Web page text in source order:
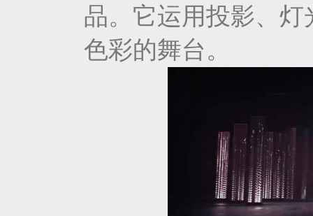
品。它运用投影、
色彩的舞台。